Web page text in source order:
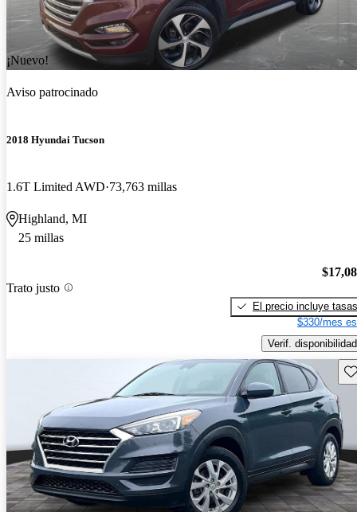
¡Nuevo!
Aviso patrocinado
2018 Hyundai Tucson
1.6T Limited AWD 73,763 millas
Highland, MI
25 millas
Trato justo
El precio incluye tasas
$330/mes
Verif. disponibilidad